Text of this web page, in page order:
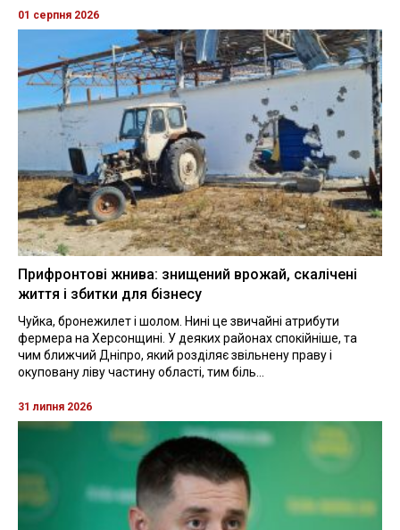
01 серпня 2026
Прифронтові жнива: знищений врожай, скалічені
життя і збитки для бізнесу
Чуйка, бронежилет і шолом. Нині це звичайні атрибути
фермера на Херсонщині. У деяких районах спокійніше, та
чим ближчий Дніпро, який розділяє звільнену праву і
окуповану ліву частину області, тим біль...
31 липня 2026